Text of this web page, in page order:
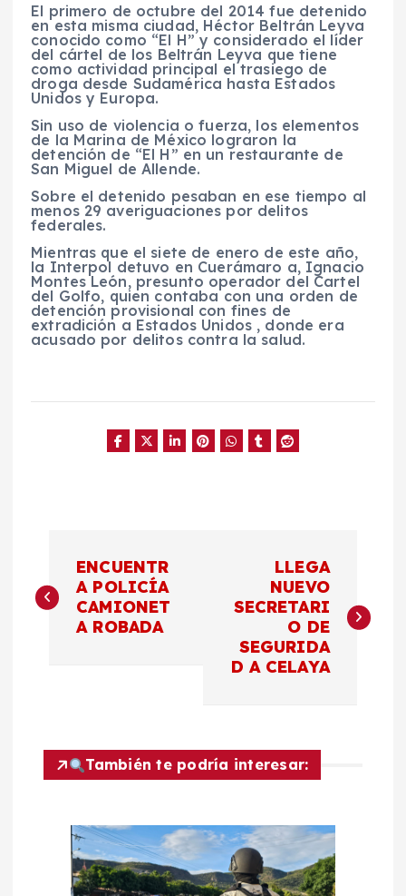
El primero de octubre del 2014 fue detenido
en esta misma ciudad, Héctor Beltrán Leyva
conocido como “El H” y considerado el líder
del cártel de los Beltrán Leyva que tiene
como actividad principal el trasiego de
droga desde Sudamérica hasta Estados
Unidos y Europa.
Sin uso de violencia o fuerza, los elementos
de la Marina de México lograron la
detención de “El H” en un restaurante de
San Miguel de Allende.
Sobre el detenido pesaban en ese tiempo al
menos 29 averiguaciones por delitos
federales.
Mientras que el siete de enero de este año,
la Interpol detuvo en Cuerámaro a, Ignacio
Montes León, presunto operador del Cartel
del Golfo, quien contaba con una orden de
detención provisional con fines de
extradición a Estados Unidos , donde era
acusado por delitos contra la salud.
a
a
ENCUENTR
A POLICÍA
CAMIONET
A ROBADA
LLEGA
NUEVO
SECRETARI
O DE
SEGURIDA
D A CELAYA
También te podría interesar: